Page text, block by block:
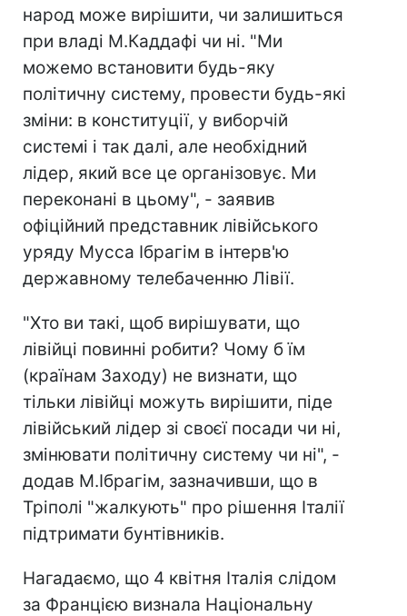
народ може вирішити, чи залишиться
при владі М.Каддафі чи ні. "Ми
можемо встановити будь-яку
політичну систему, провести будь-які
зміни: в конституції, у виборчій
системі і так далі, але необхідний
лідер, який все це організовує. Ми
переконані в цьому", - заявив
офіційний представник лівійського
уряду Мусса Ібрагім в інтерв'ю
державному телебаченню Лівії.
"Хто ви такі, щоб вирішувати, що
лівійці повинні робити? Чому б їм
(країнам Заходу) не визнати, що
тільки лівійці можуть вирішити, піде
лівійський лідер зі своєї посади чи ні,
змінювати політичну систему чи ні", -
додав М.Ібрагім, зазначивши, що в
Тріполі "жалкують" про рішення Італії
підтримати бунтівників.
Нагадаємо, що 4 квітня Італія слідом
за Францією визнала Національну